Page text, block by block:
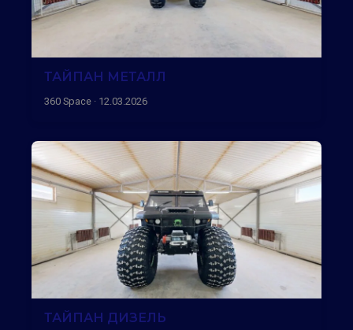
ТАЙПАН МЕТАЛЛ
360 Space · 12.03.2026
ТАЙПАН ДИЗЕЛЬ